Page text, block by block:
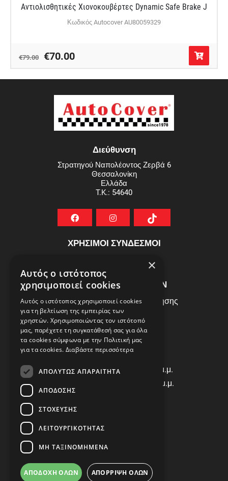
Αντιολισθητικές Χιονοκουβέρτες Dynamic Safe Brake J
Κωδικός Autocover AU80059329
€79.00 €70.00
Διεύθυνση
Στρατηγού Ναπολέοντος Ζερβά 6
Θεσσαλονίκη
Ελλάδα
T.K.: 54640
ΧΡΗΣΙΜΟΙ ΣΥΝΔΕΣΜΟΙ
ΕΞΥΠΗΡΕΤΗΣΗ ΠΕΛΑΤΩΝ
Πολιτική Δεδομένων - Όροι Χρήσης
Πολιτική Επιστροφών
Όροι Χρήσης
ΩΡΑΡΙΟ ΛΕΙΤΟΥΡΓΙΑΣ
Δ | Τ | Τ | Π: 8:00 π.μ. - 18:00 μ.μ.
Παρασκευή: 8:00 π.μ. - 14:00 μ.μ.
Viber: 698 456 9068
E-mail: info@autocover.gr
×
Αυτός ο ιστότοπος
χρησιμοποιεί cookies
Αυτός ο ιστότοπος χρησιμοποιεί cookies
για τη βελτίωση της εμπειρίας των
χρηστών. Χρησιμοποιώντας τον ιστότοπό
μας, παρέχετε τη συγκατάθεσή σας για όλα
τα cookies σύμφωνα με την Πολιτική μας
για τα cookies. Διαβάστε περισσότερα
ΑΠΟΛΎΤΩΣ ΑΠΑΡΑΊΤΗΤΑ
ΑΠΌΔΟΣΗΣ
ΣΤΌΧΕΥΣΗΣ
ΛΕΙΤΟΥΡΓΙΚΌΤΗΤΑΣ
ΜΗ ΤΑΞΙΝΟΜΗΜΈΝΑ
ΑΠΟΔΟΧΉ ΌΛΩΝ ΑΠΌΡΡΙΨΗ ΌΛΩΝ